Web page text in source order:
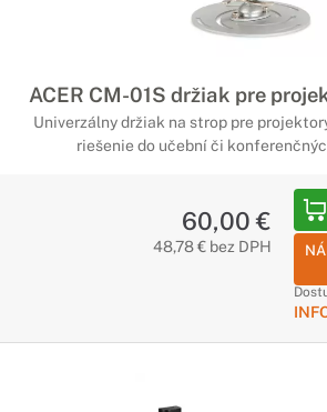
ACER CM-01S držiak pre
Univerzálny držiak na strop pre
riešenie do učební či
60,00 €
48,78 € bez DPH